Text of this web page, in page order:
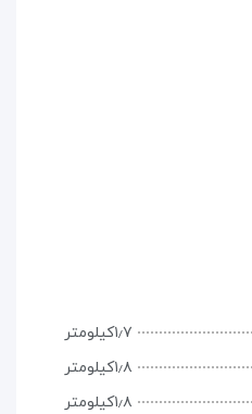
۱٫۷کیلومتر
۱٫۸کیلومتر
۱٫۸کیلومتر